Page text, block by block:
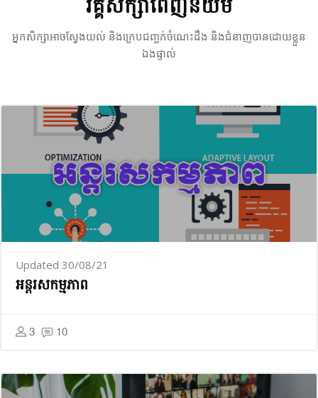
វគ្គ​សិក្សា​ពេញ​និយម
អ្នក​សិក្សា​អាច​ស្វែង​យល់ និង​ក្រេប​ជញ្ជក់​ចំណេះដឹង និង​ជំនាញ​បាន​ដោយ​ខ្លួន​
ឯង​ផ្ទាល់
Updated 30/08/21
អន្តរសកម្មភាព
3 10